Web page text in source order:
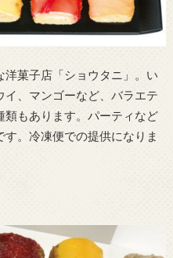
洋菓子店「ショウタニ」。い
、マンゴーなど、バラエテ
類もあります。パーティなど
。冷凍便での提供になりま